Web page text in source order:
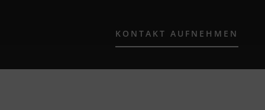
KONTAKT AUFNEHMEN